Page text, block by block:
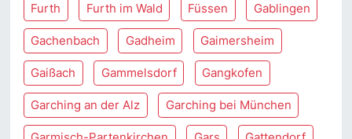
Furth Furth im Wald Füssen Gablingen
Gachenbach Gadheim Gaimersheim
Gaißach Gammelsdorf Gangkofen
Garching an der Alz Garching bei München